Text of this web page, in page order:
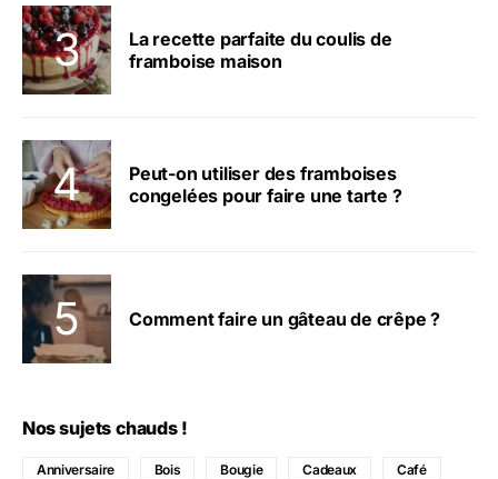
La recette parfaite du coulis de
framboise maison
Peut-on utiliser des framboises
congelées pour faire une tarte ?
Comment faire un gâteau de crêpe ?
Nos sujets chauds !
Anniversaire Bois Bougie Cadeaux Café